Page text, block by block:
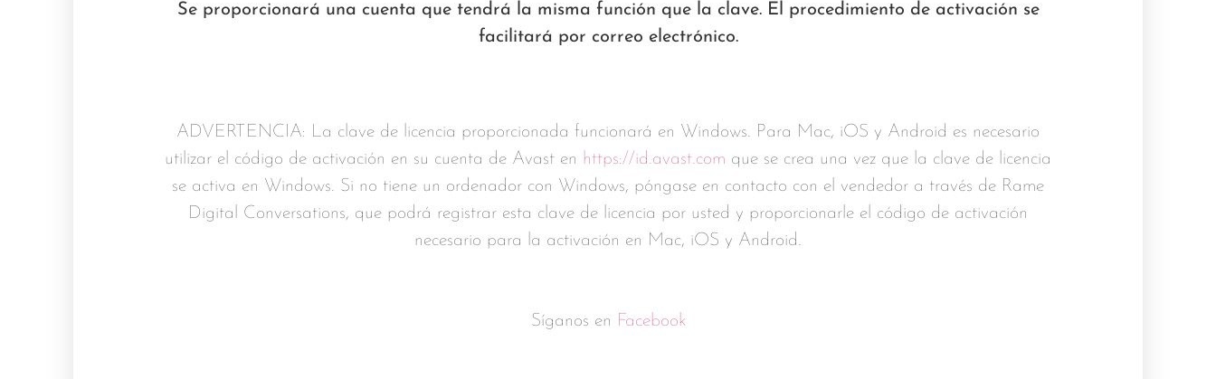
Se proporcionará una cuenta que tendrá la misma función que la clave. El procedimiento de activación se
facilitará por correo electrónico.
ADVERTENCIA: La clave de licencia proporcionada funcionará en Windows. Para Mac, iOS y Android es necesario
utilizar el código de activación en su cuenta de Avast en https://id.avast.com que se crea una vez que la clave de licencia
se activa en Windows. Si no tiene un ordenador con Windows, póngase en contacto con el vendedor a través de Rame
Digital Conversations, que podrá registrar esta clave de licencia por usted y proporcionarle el código de activación
necesario para la activación en Mac, iOS y Android.
Síganos en Facebook